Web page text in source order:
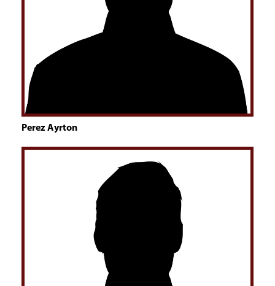
Perez Ayrton